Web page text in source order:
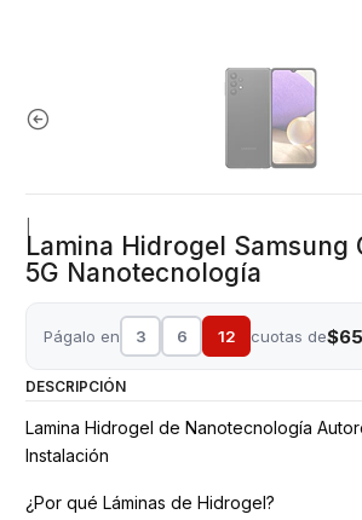
Lamina Hidrogel Samsung
5G Nanotecnología
Págalo en 3 6 12 cuotas de
DESCRIPCIÓN
Lamina Hidrogel de Nanotecnología
Instalación
¿Por qué Láminas de Hidrogel?